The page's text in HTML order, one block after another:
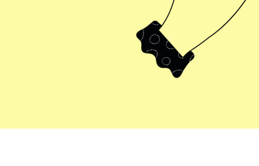
audit numérique
stratégie numérique